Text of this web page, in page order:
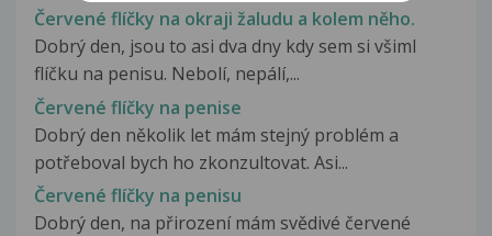
Červené flíčky na okraji žaludu a kolem něho.
Dobrý den, jsou to asi dva dny kdy sem si všiml
flíčku na penisu. Nebolí, nepálí,...
Červené flíčky na penise
Dobrý den několik let mám stejný problém a
potřeboval bych ho zkonzultovat. Asi...
Červené flíčky na penisu
Dobrý den, na přirození mám svědivé červené